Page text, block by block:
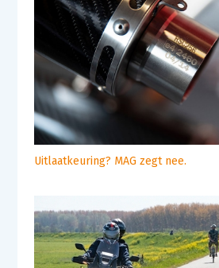
Uitlaatkeuring? MAG zegt nee.